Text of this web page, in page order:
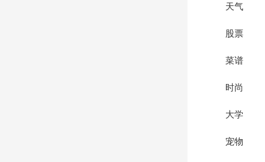
天气
股票
菜谱
时尚
大学
宠物